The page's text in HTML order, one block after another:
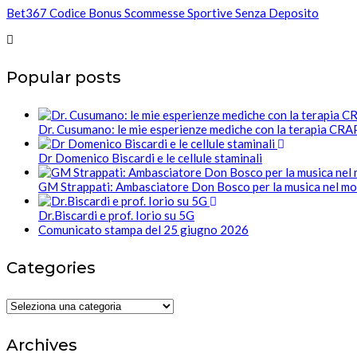
Bet367 Codice Bonus Scommesse Sportive Senza Deposito
Popular posts
Dr. Cusumano: le mie esperienze mediche con la terapia
Dr Domenico Biscardi e le cellule staminali
GM Strappati: Ambasciatore Don Bosco per la musica nel
Dr.Biscardi e prof. Iorio su 5G
Comunicato stampa del 25 giugno 2026
Categories
Categories
Archives